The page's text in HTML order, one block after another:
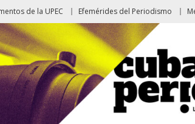
de la UPEC Efemérides del Periodismo